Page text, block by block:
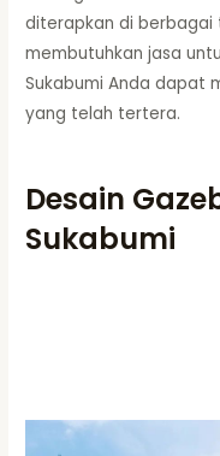
diterapkan di berbagai
membutuhkan jasa
Sukabumi Anda dapat
yang telah tertera.
Desain
Sukabumi